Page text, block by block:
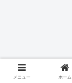
メニュー ホーム